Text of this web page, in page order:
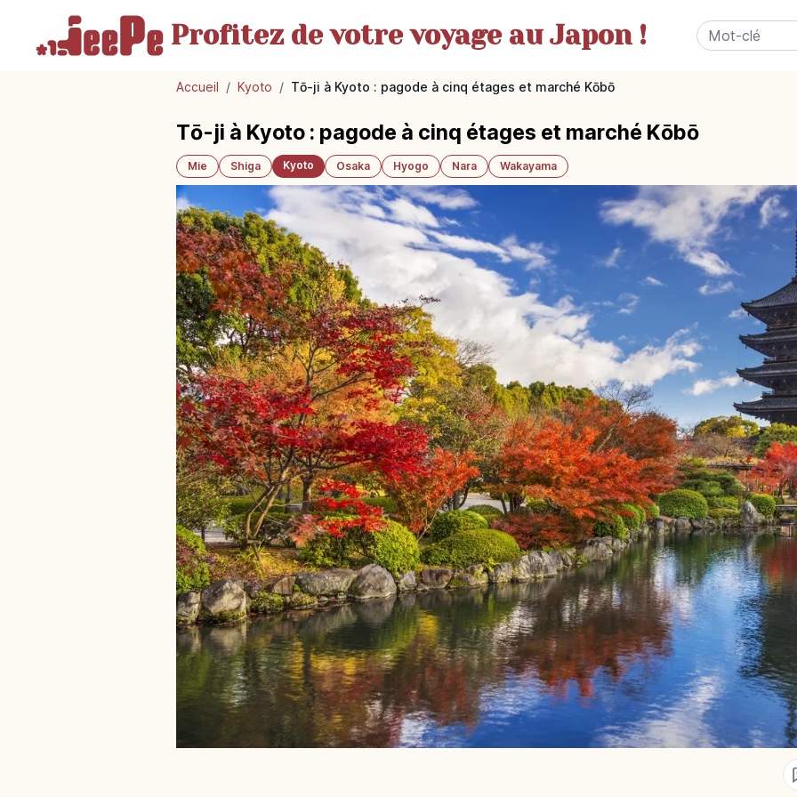
Profitez de votrevoyage au Japon !
Accueil / Kyoto / Tō-ji à Kyoto : pagode à cinq étages et marché Kōbō
Tō-ji à Kyoto : pagode à cinq étages et marché Kōbō
Mie Shiga Kyoto Osaka Hyogo Nara Wakayama